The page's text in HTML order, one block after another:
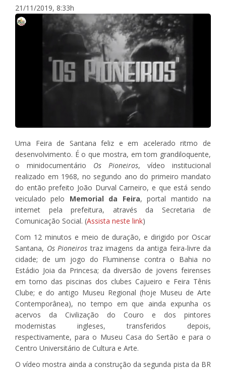
21/11/2019, 8:33h
Uma Feira de Santana feliz e em acelerado ritmo de
desenvolvimento. É o que mostra, em tom grandiloquente,
o minidocumentário Os Pioneiros, vídeo institucional
realizado em 1968, no segundo ano do primeiro mandato
do então prefeito João Durval Carneiro, e que está sendo
veiculado pelo Memorial da Feira, portal mantido na
internet pela prefeitura, através da Secretaria de
Comunicação Social. (Assista neste link)
Com 12 minutos e meio de duração, e dirigido por Oscar
Santana, Os Pioneiros traz imagens da antiga feira-livre da
cidade; de um jogo do Fluminense contra o Bahia no
Estádio Joia da Princesa; da diversão de jovens feirenses
em torno das piscinas dos clubes Cajueiro e Feira Tênis
Clube; e do antigo Museu Regional (hoje Museu de Arte
Contemporânea), no tempo em que ainda expunha os
acervos da Civilização do Couro e dos pintores
modernistas ingleses, transferidos depois,
respectivamente, para o Museu Casa do Sertão e para o
Centro Universitário de Cultura e Arte.
O vídeo mostra ainda a construção da segunda pista da BR